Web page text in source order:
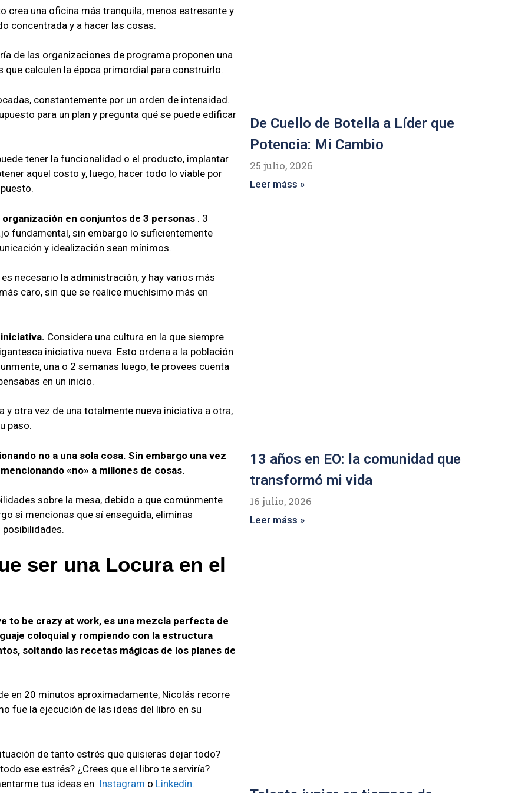
crea una oficina más tranquila, menos estresante y
concentrada y a hacer las cosas.
de las organizaciones de programa proponen una
calculen la época primordial para construirlo.
constantemente por un orden de intensidad.
para un plan y pregunta qué se puede edificar
tener la funcionalidad o el producto, implantar
aquel costo y, luego, hacer todo lo viable por
en conjuntos de 3 personas . 3
fundamental, sin embargo lo suficientemente
y idealización sean mínimos.
necesario la administración, y hay varios más
caro, sin que se realice muchísimo más en
Considera una cultura en la que siempre
iniciativa nueva. Esto ordena a la población
una o 2 semanas luego, te provees cuenta
en un inicio.
y otra vez de una totalmente nueva iniciativa a otra,
paso.
no a una sola cosa. Sin embargo una vez
«no» a millones de cosas.
sobre la mesa, debido a que comúnmente
si mencionas que sí enseguida, eliminas
ser una Locura en el
to be crazy at work, es una mezcla perfecta de
coloquial y rompiendo con la estructura
soltando las recetas mágicas de los planes de
en 20 minutos aproximadamente, Nicolás recorre
fue la ejecución de las ideas del libro en su
de tanto estrés que quisieras dejar todo?
ese estrés? ¿Crees que el libro te serviría?
tus ideas en Instagram o Linkedin.
De Cuello de Botella a Líder que
Potencia: Mi Cambio
25 julio, 2026
Leer máss »
13 años en EO: la comunidad que
transformó mi vida
16 julio, 2026
Leer máss »